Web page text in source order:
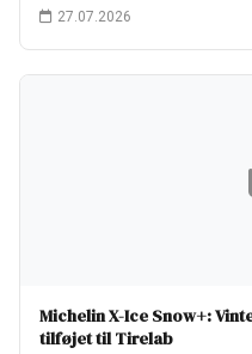
27.07.2026
Michelin X-Ice Snow+:
tilføjet til Tirelab